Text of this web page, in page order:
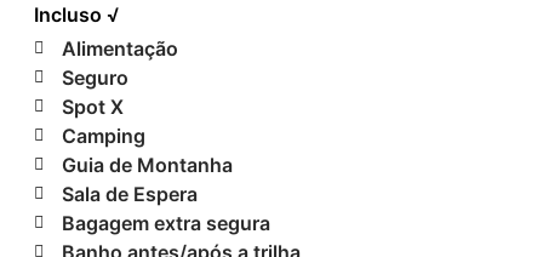
Incluso √
Alimentação
Seguro
Spot X
Camping
Guia de Montanha
Sala de Espera
Bagagem extra segura
Banho antes/após a trilha